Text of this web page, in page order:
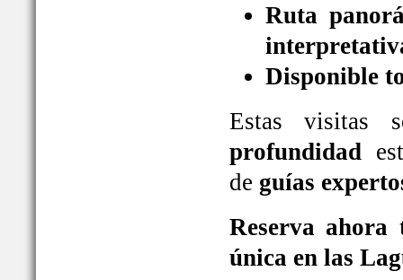
Ruta
Disponible
Estas
profundidad
de guías
Reserva
única en las